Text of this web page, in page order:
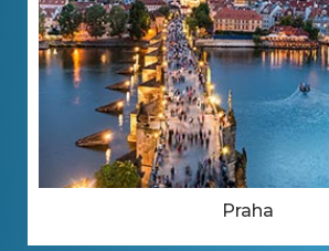
Praha